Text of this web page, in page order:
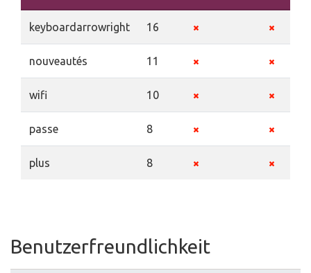
keyboardarrowright 16
nouveautés 11
wifi 10
passe 8
plus 8
Benutzerfreundlichkeit